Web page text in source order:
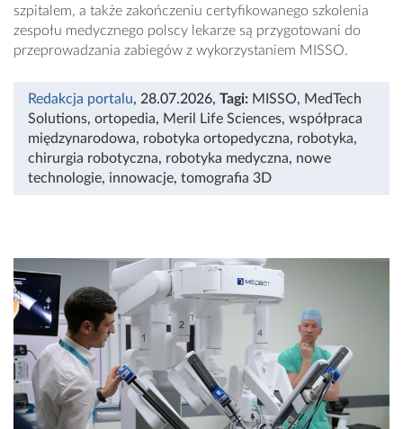
szpitalem, a także zakończeniu certyfikowanego szkolenia
zespołu medycznego polscy lekarze są przygotowani do
przeprowadzania zabiegów z wykorzystaniem MISSO.
Redakcja portalu, 28.07.2026, Tagi: MISSO, MedTech
Solutions, ortopedia, Meril Life Sciences, współpraca
międzynarodowa, robotyka ortopedyczna, robotyka,
chirurgia robotyczna, robotyka medyczna, nowe
technologie, innowacje, tomografia 3D